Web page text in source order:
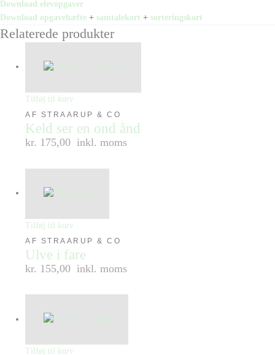
Download elevopgaver
Download opgavehæfte + samtalekort + sorteringskort
Relaterede produkter
Tilføj til kurv
AF STRAARUP & CO
Keld ser en ond ånd
kr. 175,00 inkl. moms
Tilføj til kurv
AF STRAARUP & CO
Ulve i fare
kr. 155,00 inkl. moms
Tilføj til kurv